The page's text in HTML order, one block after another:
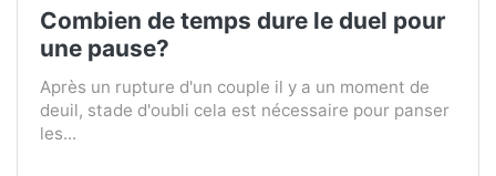
Combien de temps dure le duel pour
une pause?
Après un rupture d'un couple il y a un moment de
deuil, stade d'oubli cela est nécessaire pour panser
les...